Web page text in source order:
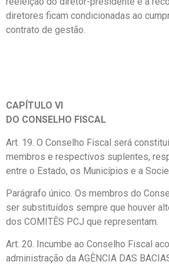
diretores ficam condicionadas ao
contrato de gestão.
CAPÍTULO VI
DO CONSELHO FISCAL
Art. 19. O Conselho Fiscal será
membros e respectivos suplentes,
entre o Estado, os Municípios e a
Parágrafo único. Os membros do
ser substituídos sempre que houver
dos COMITÊS PCJ que representam.
Art. 20. Incumbe ao Conselho Fiscal
administração da AGÊNCIA DAS